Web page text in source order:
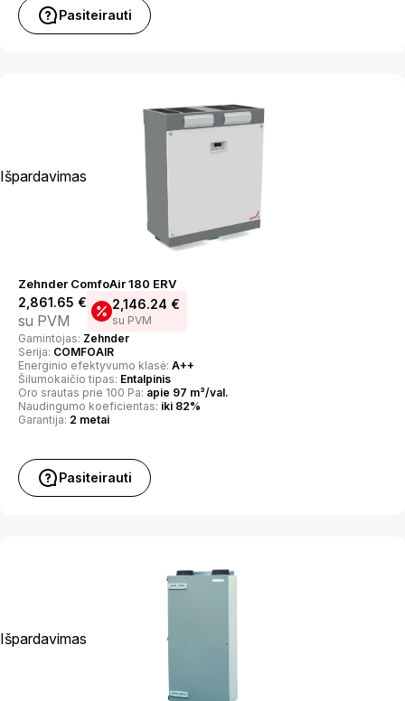
Pasiteirauti
Išpardavimas
Zehnder ComfoAir 180 ERV
2,861.65 €
su PVM
2,146.24 €
su PVM
Gamintojas: Zehnder
Serija: COMFOAIR
Energinio efektyvumo klasė: A++
Šilumokaičio tipas: Entalpinis
Oro srautas prie 100 Pa: apie 97 m³/val.
Naudingumo koeficientas: iki 82%
Garantija: 2 metai
Pasiteirauti
Išpardavimas